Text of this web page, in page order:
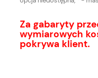
Za gabaryty
wymiarowych
pokrywa klient.